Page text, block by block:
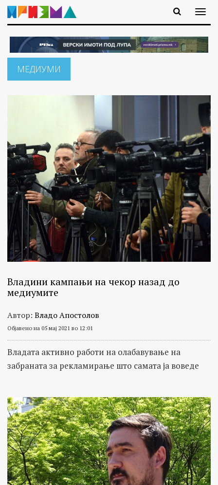
МЕДИУМИ
Владини кампањи на чекор назад до
медиумите
Автор: Владо Апостолов
Објавено на 05 мај 2021 во 12:01
Владата активно работи на олабавување на
забраната за рекламирање што самата ја воведе